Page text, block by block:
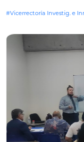
#Vicerrectoría Investig. e